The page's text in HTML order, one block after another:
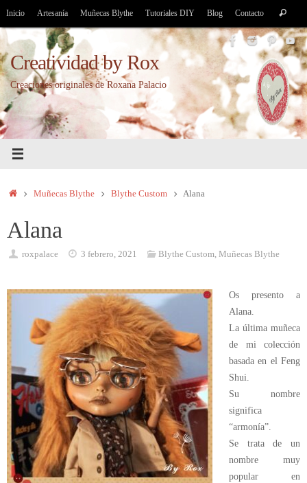
Saltar
contenido
Inicio Artesanía Muñecas Blythe Tutoriales DIY Blog Contacto Buscar
Creatividad by Rox
Creaciones originales de Roxana Palacio
InicioMuñecas Blythe Blythe Custom Alana
Alana
roxpalace 3 febrero, 2021 Blythe Custom, Muñecas Blythe
Os presento a
Alana.
La última muñeca
de mi colección
basada en el Feng
Shui.
Su nombre
significa
“armonía”.
Se trata de un
nombre muy
popular en